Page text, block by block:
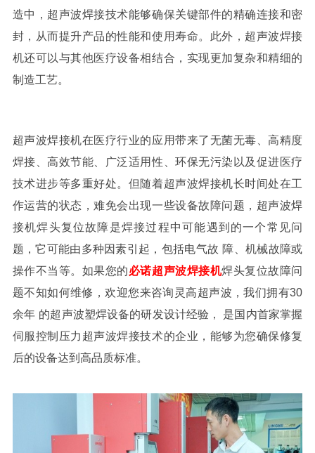
造中，超声波焊接技术能够确保关键部件的精确连接和密
封，从而提升产品的性能和使用寿命。此外，超声波焊接
机还可以与其他医疗设备相结合，实现更加复杂和精细的
制造工艺。
超声波焊接机在医疗行业的应用带来了无菌无毒、高精度
焊接、高效节能、广泛适用性、环保无污染以及促进医疗
技术进步等多重好处。但随着超声波焊接机长时间处在工
作运营的状态，难免会出现一些设备故障问题， 超声波焊
接机焊头复位故障是焊接过程中可能遇到的一个常见问
题，它可能由多种因素引起，包括电气故 障、机械故障或
操作不当等。如果您的必诺超声波焊接机焊头复位故障问
题不知如何维修，欢迎您来咨询灵高超声波，我们拥有30
余年 的超声波塑焊设备的研发设计经验，
是国内首家掌握
伺服控制压力超声波焊接技术的企业，能够为您确保修复
后的设备达到高品质标准。